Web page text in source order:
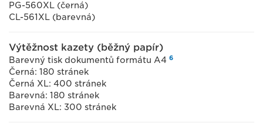
PG-560XL (černá)
CL-561XL (barevná)
Výtěžnost kazety (běžný papír)
Barevný tisk dokumentů formátu A4 6
Černá: 180 stránek
Černá XL: 400 stránek
Barevná: 180 stránek
Barevná XL: 300 stránek